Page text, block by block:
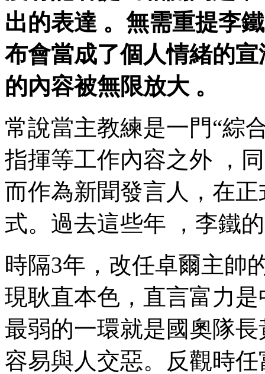
出的表達 。無需重提李
布會當成了個人情緒的宣泄
的內容被無限放大 。
常說當主教練是一門“綜合
指揮等工作內容之外 ，
而作為新聞發言人，
式。過去這些年 ，李
時隔3年，改任卓爾主
現耿直本色，直言富
最弱的一環就是國奧隊長
容易與人交惡。反觀時